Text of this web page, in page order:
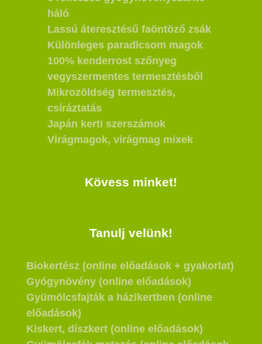
háló
Lassú áteresztésű faöntöző zsák
Különleges paradicsom magok
100% kenderrost szőnyeg
vegyszermentes termesztésből
Mikrozöldség termesztés,
csíráztatás
Japán kerti szerszámok
Virágmagok, virágmag mixek
Kövess minket!
Tanulj velünk!
Biokertész (online előadások + gyakorlat)
Gyógynövény (online előadások)
Gyümölcsfajták a házikertben (online
előadások)
Kiskert, díszkert (online előadások)